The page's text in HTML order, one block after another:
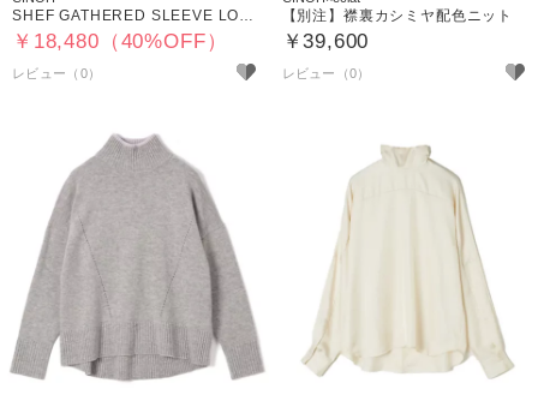
SHEF GATHERED SLEEVE LONG T SHIRT
￥18,480（40%OFF）
【別注】襟裏カシミヤ配色ニット
￥39,600